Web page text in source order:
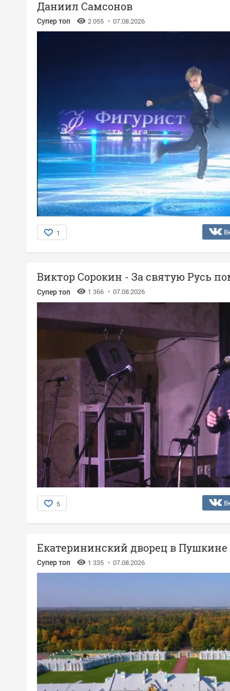
Даниил Самсонов
Супер топ 2 055 07.08.2026
1
Виктор Сорокин - За святую Русь
Супер топ 1 366 07.08.2026
5
Екатерининский дворец в Пушкине
Супер топ 1 335 07.08.2026